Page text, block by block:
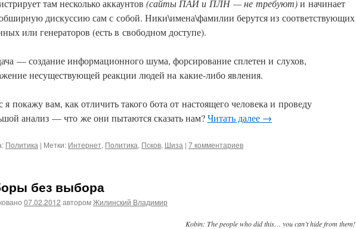
там несколько аккаунтов (сайты ПАИ и ПЛН — не требуют)и начинает
дискуссию сам с собой. Ники\имена\фамилии берутся из соответствующих
или генераторов (есть в свободном доступе).
— создание информационного шума, форсирование сплетен и слухов,
несуществующей реакции людей на какие-либо явления.
я покажу вам, как отличить такого бота от настоящего человека и проведу
анализ — что же они пытаются сказать нам?Читать далее →
Политика | Метки: Интернет, Политика, Псков, Шиза | 7 комментариев
без выбора
07.02.2012 авторомЖилинский Владимир
Kobin: The people who did this… you can’t hide from them!